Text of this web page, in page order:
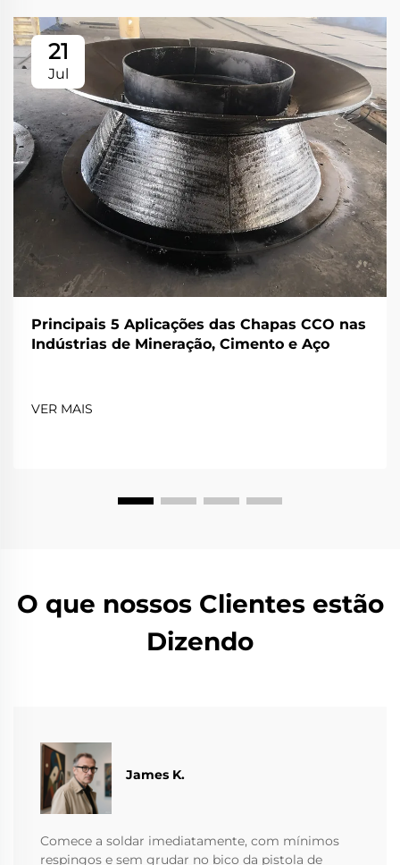
21
Jul
Principais 5 Aplicações das Chapas CCO nas
Indústrias de Mineração, Cimento e Aço
VER MAIS
O que nossos Clientes estão
Dizendo
James K.
Comece a soldar imediatamente, com mínimos
respingos e sem grudar no bico da pistola de